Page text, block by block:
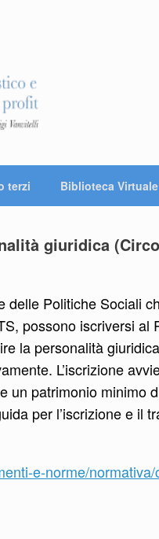
terzi Biblioteca Virtuale
giuridica
delle Politiche Sociali
possono iscriversi al
la personalità
L’iscrizione
un patrimonio minimo
per l’iscrizione e il
e-norme/